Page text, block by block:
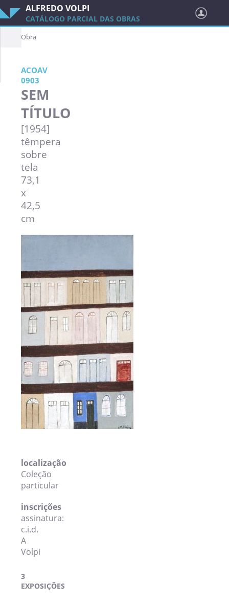
ALFREDO VOLPI
CATÁLOGO PARCIAL DAS OBRAS
Obra
ACOAV
0903
SEM
TÍTULO
[1954]
têmpera
sobre
tela
73,1
x
42,5
cm
localização
Coleção
particular
inscrições
assinatura:
c.i.d.
A
Volpi
3
EXPOSIÇÕES